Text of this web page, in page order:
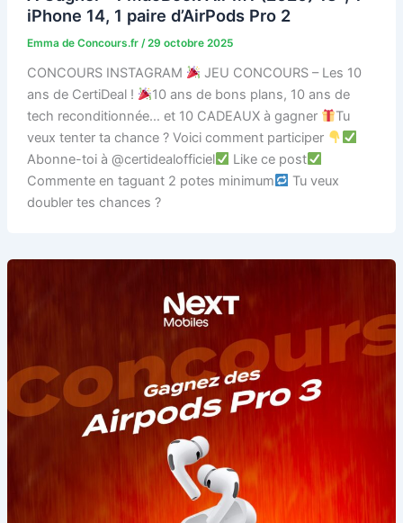
iPhone 14, 1 paire d’AirPods Pro 2
Emma de Concours.fr /29 octobre 2025
CONCOURS INSTAGRAM
JEU CONCOURS – Les 10
ans de CertiDeal !
10 ans de bons plans, 10 ans de
tech reconditionnée… et 10 CADEAUX à gagner
Tu
veux tenter ta chance ? Voici comment participer
Abonne-toi à @certidealofficiel
Like ce post
Commente en taguant 2 potes minimum
Tu veux
doubler tes chances ?